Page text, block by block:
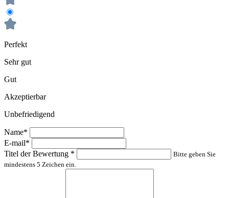
Perfekt
Sehr gut
Gut
Akzeptierbar
Unbefriedigend
Name*
E-mail*
Titel der Bewertung *
Bitte geben Sie
mindestens 5 Zeichen ein.